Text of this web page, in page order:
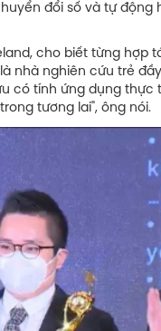
đổi số và tự động
cho biết từng
nhà nghiên cứu trẻ
có tính ứng dụng thực
tương lai", ông nói.